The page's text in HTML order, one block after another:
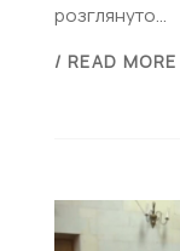
розглянуто...
/ READ MORE